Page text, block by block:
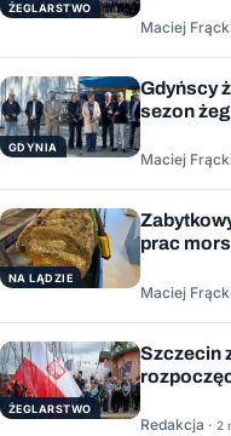
ŻEGLARSTWO
Maciej
GDYNIA
Gdyńscy
sezon
Maciej
NA LĄDZIE
prac
Maciej
ŻEGLARSTWO
Szczecin
Redakcja · 2